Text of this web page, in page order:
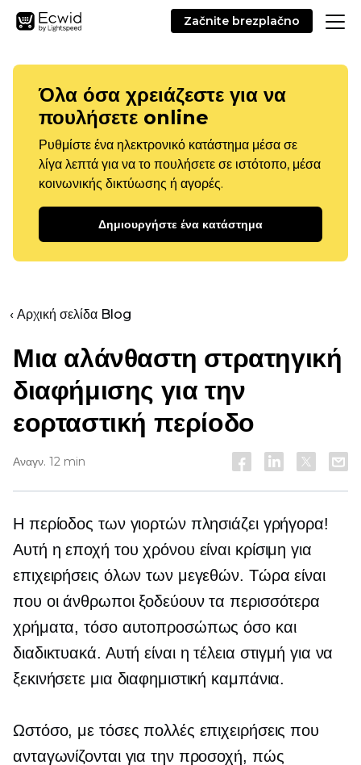
Začnite brezplačno
Όλα όσα χρειάζεστε για να
πουλήσετε online
Ρυθμίστε ένα ηλεκτρονικό κατάστημα μέσα σε
λίγα λεπτά για να το πουλήσετε σε ιστότοπο, μέσα
κοινωνικής δικτύωσης ή αγορές.
Δημιουργήστε ένα κατάστημα
‹ Αρχική σελίδα Blog
Μια αλάνθαστη στρατηγική
διαφήμισης για την
εορταστική περίοδο
Αναγν. 12 min
Η περίοδος των γιορτών πλησιάζει γρήγορα!
Αυτή η εποχή του χρόνου είναι κρίσιμη για
επιχειρήσεις όλων των μεγεθών. Τώρα είναι
που οι άνθρωποι ξοδεύουν τα περισσότερα
χρήματα, τόσο αυτοπροσώπως όσο και
διαδικτυακά. Αυτή είναι η τέλεια στιγμή για να
ξεκινήσετε μια διαφημιστική καμπάνια.
Ωστόσο, με τόσες πολλές επιχειρήσεις που
ανταγωνίζονται για την προσοχή, πώς